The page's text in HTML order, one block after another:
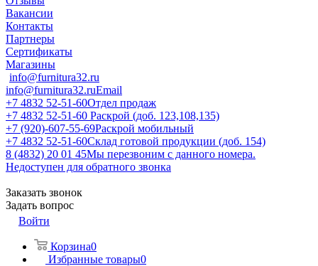
Вакансии
Контакты
Партнеры
Сертификаты
Магазины
info@furnitura32.ru
info@furnitura32.ruEmail
+7 4832 52-51-60Отдел продаж
+7 4832 52-51-60 Раскрой (доб. 123,108,135)
+7 (920)-607-55-69Раскрой мобильный
+7 4832 52-51-60Склад готовой продукции (доб. 154)
8 (4832) 20 01 45Мы перезвоним с данного номера.
Недоступен для обратного звонка
Заказать звонок
Задать вопрос
Войти
Корзина0
Избранные товары0